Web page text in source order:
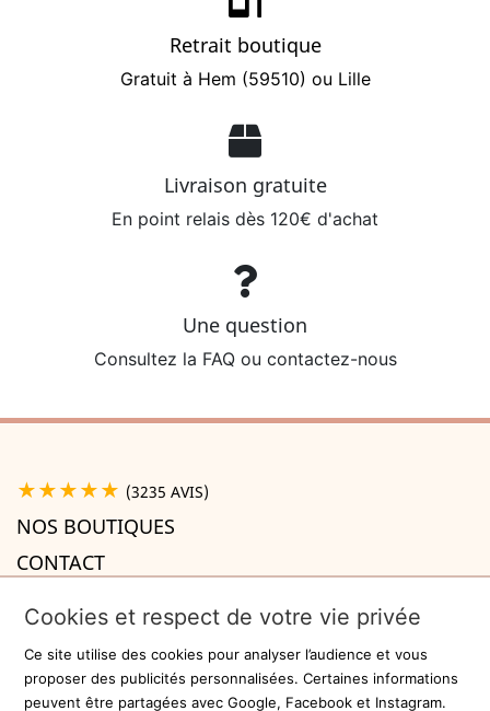
Retrait boutique
Gratuit à Hem (59510) ou Lille
Livraison gratuite
En point relais dès 120€ d'achat
Une question
Consultez la FAQ ou contactez-nous
★★★★★ (3235 AVIS)
NOS BOUTIQUES
CONTACT
INFORMATIONS
Recevez la newsletter
Cookies et respect de votre vie privée
Ce site utilise des cookies pour analyser l’audience et vous
proposer des publicités personnalisées. Certaines informations
peuvent être partagées avec Google, Facebook et Instagram.